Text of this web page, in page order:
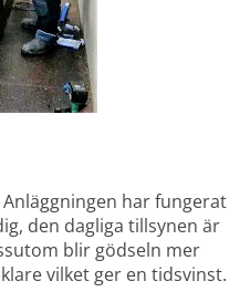
har fungerat
den dagliga tillsynen är
blir gödseln mer
vilket ger en tidsvinst.